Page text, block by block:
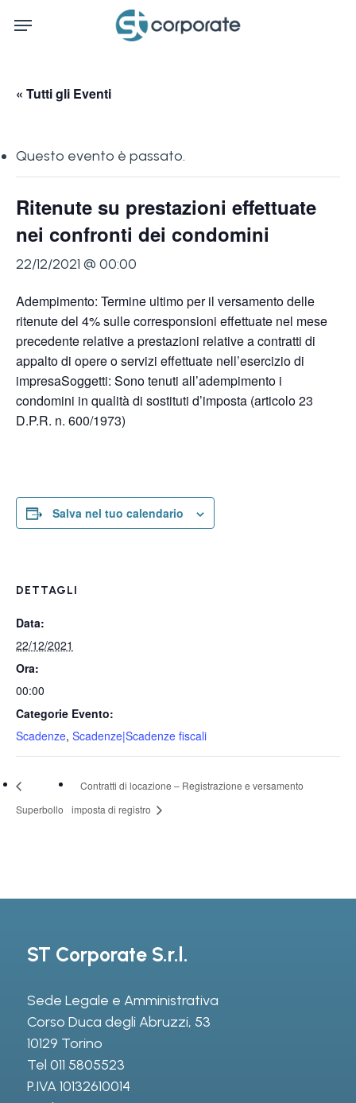
Menu
« Tutti gli Eventi
Questo evento è passato.
Ritenute su prestazioni effettuate
nei confronti dei condomini
22/12/2021 @ 00:00
Adempimento: Termine ultimo per il versamento delle
ritenute del 4% sulle corresponsioni effettuate nel mese
precedente relative a prestazioni relative a contratti di
appalto di opere o servizi effettuate nell’esercizio di
impresaSoggetti: Sono tenuti all’adempimento i
condomini in qualità di sostituti d’imposta (articolo 23
D.P.R. n. 600/1973)
Salva nel tuo calendario
DETTAGLI
Data:
22/12/2021
Ora:
00:00
Categorie Evento:
Scadenze, Scadenze|Scadenze fiscali
Superbollo
Contratti di locazione – Registrazione e versamento
imposta di registro
ST Corporate S.r.l.
Sede Legale e Amministrativa
Corso Duca degli Abruzzi, 53
10129 Torino
Tel 011 5805523
P.IVA 10132610014